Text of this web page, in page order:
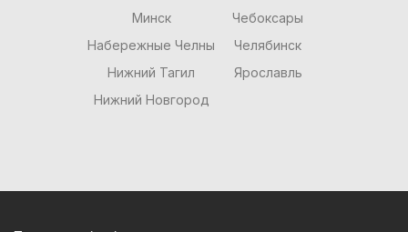
Минск
Набережные Челны
Нижний Тагил
Нижний Новгород
Чебоксары
Челябинск
Ярославль